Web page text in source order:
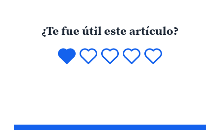
¿Te fue útil este artículo?